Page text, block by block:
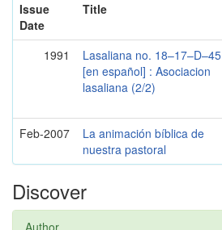
Issue
Date
Title
1991
Lasaliana no. 18–17–D–45
[en español] : Asociacion
lasaliana (2/2)
Feb-2007
La animación bíblica de
nuestra pastoral
Discover